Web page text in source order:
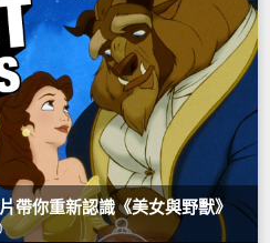
帶你重新認識《美女與野獸》